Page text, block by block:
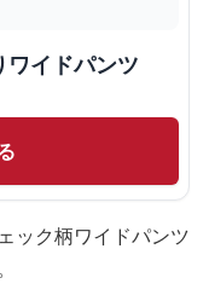
ワイドパンツ
ック柄ワイドパンツ